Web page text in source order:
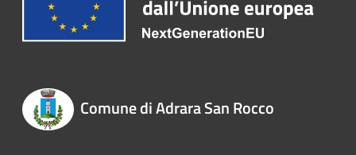
Comune di Adrara San Rocco